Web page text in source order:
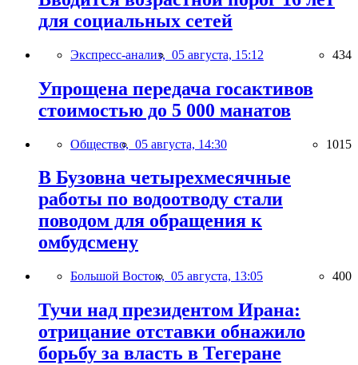
для социальных сетей
Экспресс-анализ, 05 августа, 15:12 434
Упрощена передача госактивов
стоимостью до 5 000 манатов
Общество, 05 августа, 14:30 1015
В Бузовна четырехмесячные
работы по водоотводу стали
поводом для обращения к
омбудсмену
Большой Восток, 05 августа, 13:05 400
Тучи над президентом Ирана:
отрицание отставки обнажило
борьбу за власть в Тегеране